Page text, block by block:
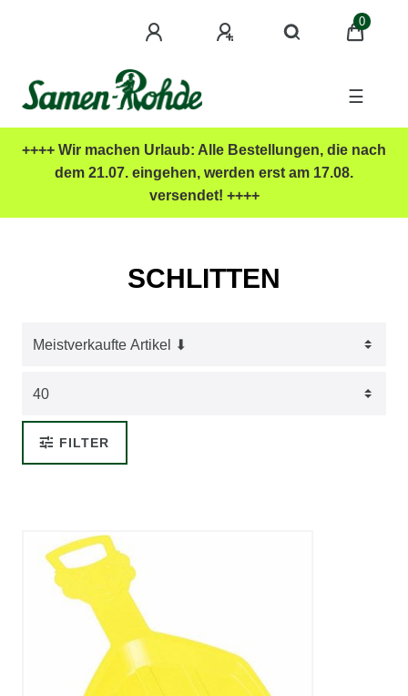
0
☰
++++ Wir machen Urlaub: Alle Bestellungen, die nach
dem 21.07. eingehen, werden erst am 17.08.
versendet! ++++
SCHLITTEN
FILTER